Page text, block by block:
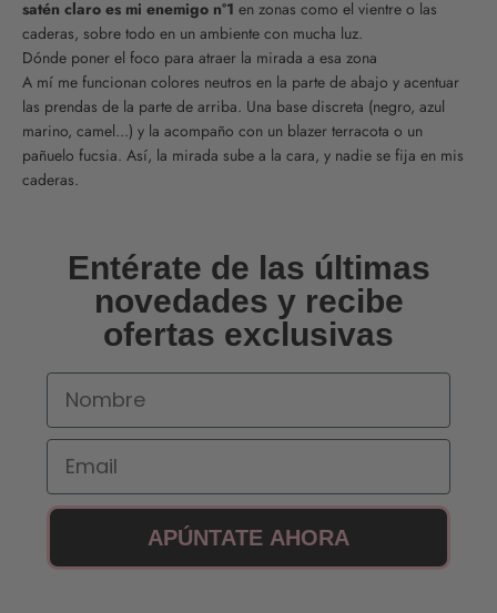
satén claro es mi enemigo nº1 en zonas como el vientre o las
caderas, sobre todo en un ambiente con mucha luz.
Dónde poner el foco para atraer la mirada a esa zona
A mí me funcionan colores neutros en la parte de abajo y acentuar
las prendas de la parte de arriba. Una base discreta (negro, azul
marino, camel...) y la acompaño con un blazer terracota o un
pañuelo fucsia. Así, la mirada sube a la cara, y nadie se fija en mis
caderas.
Entérate de las últimas
novedades y recibe
ofertas exclusivas
Nombre
Email
APÚNTATE AHORA